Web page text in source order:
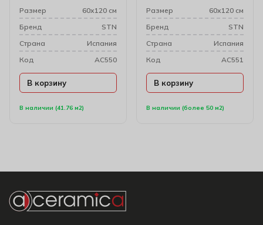
В наличии (41.76 м2)
Размер
60х120 см
Бренд
STN
Cтрана
Испания
Код
AC550
В корзину
В наличии (более 50 м2)
Размер
60х120 см
Бренд
STN
Cтрана
Испания
Код
AC551
В корзину